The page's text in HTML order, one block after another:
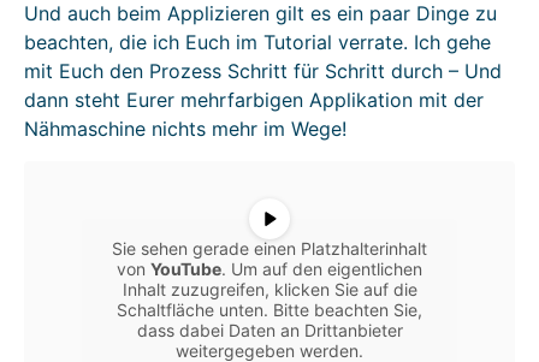
Und auch beim Applizieren gilt es ein paar Dinge zu
beachten, die ich Euch im Tutorial verrate. Ich gehe
mit Euch den Prozess Schritt für Schritt durch – Und
dann steht Eurer mehrfarbigen Applikation mit der
Nähmaschine nichts mehr im Wege!
Sie sehen gerade einen Platzhalterinhalt
von YouTube. Um auf den eigentlichen
Inhalt zuzugreifen, klicken Sie auf die
Schaltfläche unten. Bitte beachten Sie,
dass dabei Daten an Drittanbieter
weitergegeben werden.